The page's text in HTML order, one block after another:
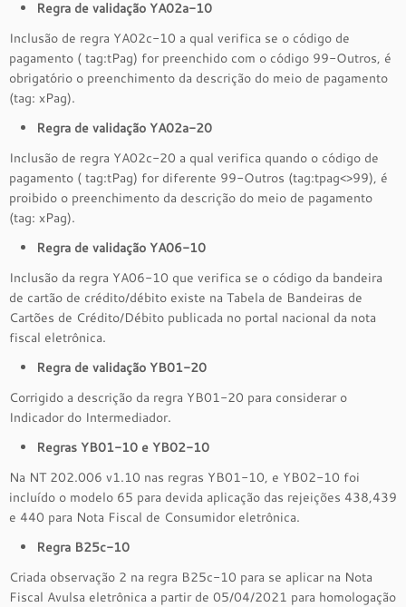
Regra de validação YA02a-10
Inclusão de regra YA02c-10 a qual verifica se o código de
pagamento ( tag:tPag) for preenchido com o código 99-Outros, é
obrigatório o preenchimento da descrição do meio de pagamento
(tag: xPag).
Regra de validação YA02a-20
Inclusão de regra YA02c-20 a qual verifica quando o código de
pagamento ( tag:tPag) for diferente 99-Outros (tag:tpag<>99), é
proibido o preenchimento da descrição do meio de pagamento
(tag: xPag).
Regra de validação YA06-10
Inclusão da regra YA06-10 que verifica se o código da bandeira
de cartão de crédito/débito existe na Tabela de Bandeiras de
Cartões de Crédito/Débito publicada no portal nacional da nota
fiscal eletrônica.
Regra de validação YB01-20
Corrigido a descrição da regra YB01-20 para considerar o
Indicador do Intermediador.
Regras YB01-10 e YB02-10
Na NT 202.006 v1.10 nas regras YB01-10, e YB02-10 foi
incluído o modelo 65 para devida aplicação das rejeições 438,439
e 440 para Nota Fiscal de Consumidor eletrônica.
Regra B25c-10
Criada observação 2 na regra B25c-10 para se aplicar na Nota
Fiscal Avulsa eletrônica a partir de 05/04/2021 para homologação